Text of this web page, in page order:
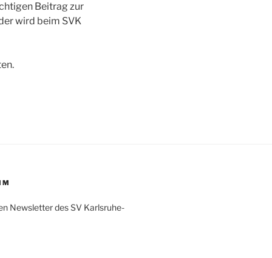
Beitrag zur
wird beim SVK
Newsletter des SV Karlsruhe-